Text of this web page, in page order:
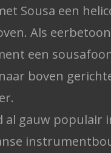
Sousa een
Als
een
boven
al gauw populair